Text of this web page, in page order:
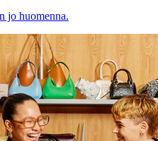
jo huomenna.